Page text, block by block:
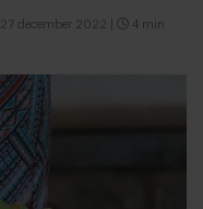
27 december 2022 4 min